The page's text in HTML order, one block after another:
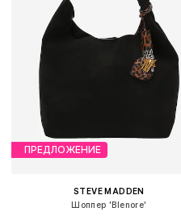
ПРЕДЛОЖЕНИЕ
STEVE MADDEN
Шоппер 'Blenore'